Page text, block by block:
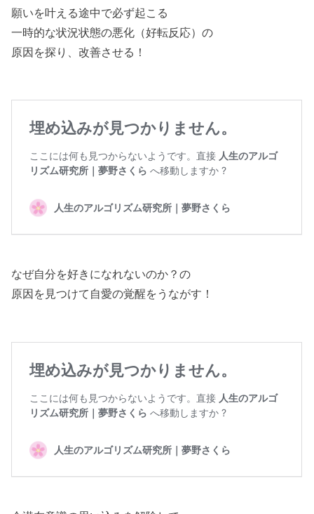
願いを叶える途中で必ず起こる
一時的な状況状態の悪化（好転反応）の
原因を探り、改善させる！
なぜ自分を好きになれないのか？の
原因を見つけて自愛の覚醒をうながす！